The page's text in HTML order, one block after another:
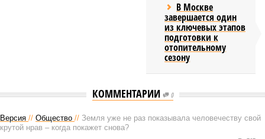
В Москве
завершается один
из ключевых этапов
подготовки к
отопительному
сезону
КОММЕНТАРИИ 0
Версия // Общество // Земля уже не раз показывала человечеству свой
крутой нрав – когда покажет снова?